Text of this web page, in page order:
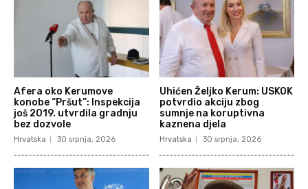
Afera oko Kerumove
konobe “Pršut”: Inspekcija
još 2019. utvrdila gradnju
bez dozvole
Hrvatska 30 srpnja, 2026
Uhićen Željko Kerum: USKOK
potvrdio akciju zbog
sumnje na koruptivna
kaznena djela
Hrvatska 30 srpnja, 2026